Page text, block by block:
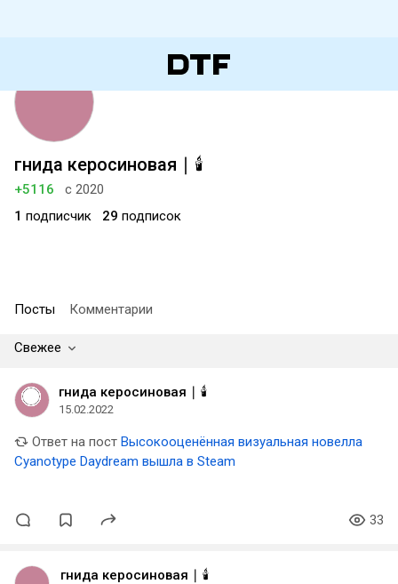
гнида керосиновая ∣ 🕯️
+5116
с 2020
1 подписчик 29 подписок
Посты Комментарии
Свежее
гнида керосиновая ∣ 🕯️
15.02.2022
Ответ на пост Высокооценённая визуальная новелла
Cyanotype Daydream вышла в Steam
33
гнида керосиновая ∣ 🕯️